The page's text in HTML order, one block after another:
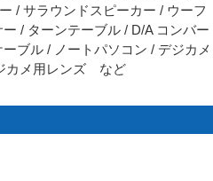
/ サラウンドスピーカー / ウーフ
/ ターンテーブル / D/A コンバー
ブル / ノートパソコン / デジカメ
カメ用レンズ など